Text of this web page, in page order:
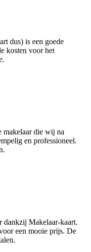
dus) is een goede
kosten voor het
makelaar die wij na
en professioneel.
dankzij Makelaar-kaart.
een mooie prijs. De